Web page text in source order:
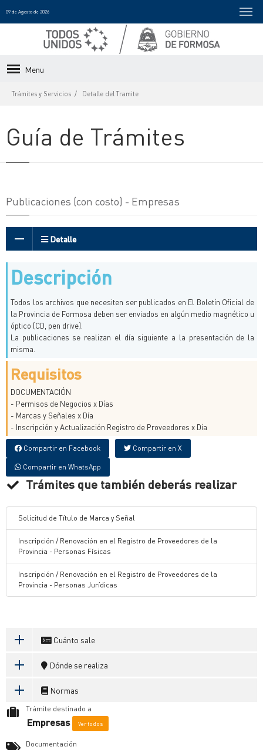
09 de Agosto de 2026
Menu
Trámites y Servicios Detalle del Tramite
Guía de Trámites
Publicaciones (con costo) - Empresas
Detalle
Descripción
Todos los archivos que necesiten ser publicados en El Boletín Oficial de
la Provincia de Formosa deben ser enviados en algún medio magnético u
óptico (CD, pen drive).
La publicaciones se realizan el día siguiente a la presentación de la
misma.
Requisitos
DOCUMENTACIÓN
- Permisos de Negocios x Días
- Marcas y Señales x Día
- Inscripción y Actualización Registro de Proveedores x Día
Compartir en Facebook Compartir en X
Compartir en WhatsApp
Trámites que también deberás realizar
Solicitud de Título de Marca y Señal
Inscripción / Renovación en el Registro de Proveedores de la
Provincia - Personas Físicas
Inscripción / Renovación en el Registro de Proveedores de la
Provincia - Personas Jurídicas
Cuánto sale
Dónde se realiza
Normas
Trámite destinado a
Empresas Ver todos
Documentación